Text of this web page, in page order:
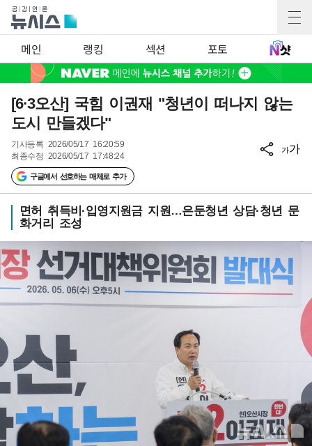
메인 랭킹 섹션 포토
[6·3오산] 국힘 이권재 "청년이 떠나지 않는
도시 만들겠다"
기사등록 2026/05/17 16:20:59
최종수정 2026/05/17 17:48:24
구글에서 선호하는 매체로 추가
가가
면허 취득비·입영지원금 지원…은둔청년 상담·청년 문
화거리 조성